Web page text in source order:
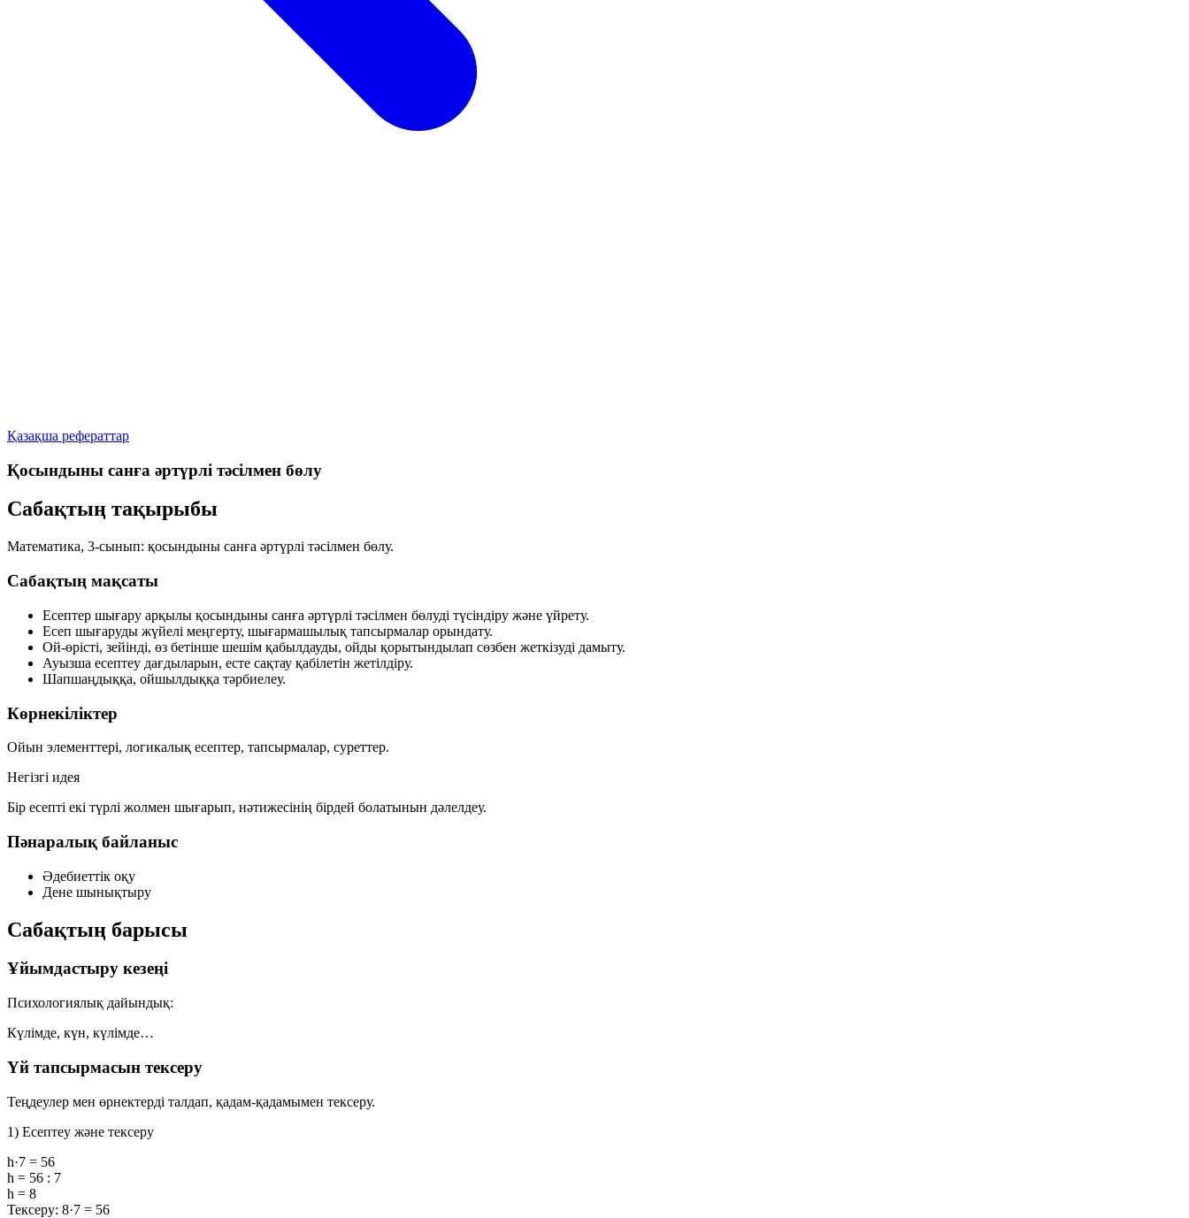
Қазақша рефераттар
Қосындыны санға әртүрлі тәсілмен бөлу
Сабақтың тақырыбы
Математика, 3-сынып: қосындыны санға әртүрлі тәсілмен бөлу.
Сабақтың мақсаты
Есептер шығару арқылы қосындыны санға әртүрлі тәсілмен бөлуді түсіндіру және үйрету.
Есеп шығаруды жүйелі меңгерту, шығармашылық тапсырмалар орындату.
Ой-өрісті, зейінді, өз бетінше шешім қабылдауды, ойды қорытындылап сөзбен жеткізуді дамыту.
Ауызша есептеу дағдыларын, есте сақтау қабілетін жетілдіру.
Шапшаңдыққа, ойшылдыққа тәрбиелеу.
Көрнекіліктер
Ойын элементтері, логикалық есептер, тапсырмалар, суреттер.
Негізгі идея
Бір есепті екі түрлі жолмен шығарып, нәтижесінің бірдей болатынын дәлелдеу.
Пәнаралық байланыс
Әдебиеттік оқу
Дене шынықтыру
Сабақтың барысы
Ұйымдастыру кезеңі
Психологиялық дайындық:
Күлімде, күн, күлімде…
Үй тапсырмасын тексеру
Теңдеулер мен өрнектерді талдап, қадам-қадамымен тексеру.
1) Есептеу және тексеру
h·7 = 56
h = 56 : 7
h = 8
Тексеру: 8·7 = 56